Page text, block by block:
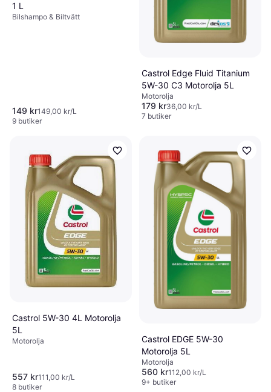
1 L
Bilshampo & Biltvätt
149 kr149,00 kr/L
9 butiker
Castrol Edge Fluid Titanium
5W-30 C3 Motorolja 5L
Motorolja
179 kr36,00 kr/L
7 butiker
Castrol 5W-30 4L Motorolja
5L
Motorolja
557 kr111,00 kr/L
8 butiker
Castrol EDGE 5W-30
Motorolja 5L
Motorolja
560 kr112,00 kr/L
9+ butiker